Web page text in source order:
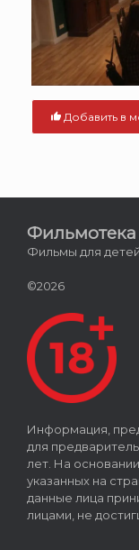
Добавить в
Фильмотека
Фильмы для
©2026
Информация,
для
лет. На
указанных на
данные лица
лицами, не